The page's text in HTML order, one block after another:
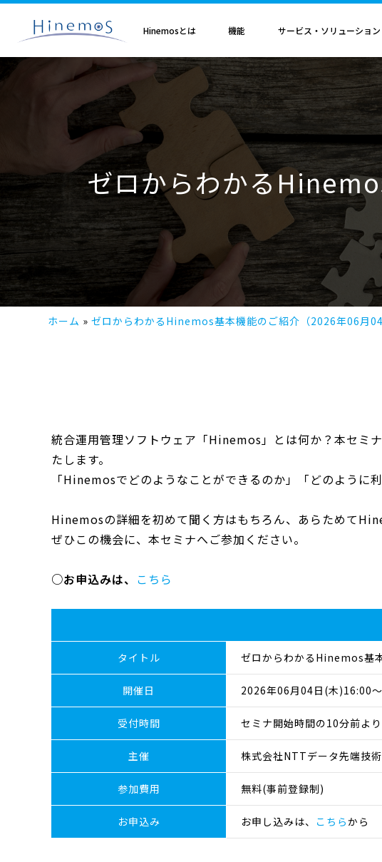
メ
テ
ツ
Hinemosとは
Hinemosとは
歩み・利用実績
Hinemosの利用実績
Hinemosの歩み
機能
エンタープライズ
クラウド・VM管理
Hinemos メッセージフィルタ
Hineoms インシデントダッシュボード
Hinemos Migration Assistant
Hinemos AIエージェント
オプション
Hinemos ミッションクリティカルオプ
Hinemos セキュリティ ネットワーク診
Hinemos セキュリティ アプリケーショ
サービス・ソリューション
サブスクリプション
Hinemosサブスクリプション
サービス
導入設計・構築支援サービス
Hinemosプロフェッショナル QAサービス
バージョンアップ支援サービス
データコンバートサービス
レポートカスタマイズサービス
他製品からの移行サービス
Hinemos インシデントダッシュボード テ
Hinemosメッセージフィルタ 導入支援サービ
AI基盤による 異常検知支援サービス
電気・ガス業
金融・保険業
教育、学習支援業
NTTデータ事例 事例紹介インタビュー資料（PDF）
Hinemosセミナ
Hinemos World 2026
Hinemosソリューションセミナ2026
Hinemos World 2025
Hinemosソリューションセミナ2025
トレーニング・技術者認定
Hinemosトレーニング
技術者認定プログラム
クラウド運用特集
製品移行特集
ITSM特集
セキュリティ運用特集
監視特集
ログ管理特集
基盤設定の自動化特集
APM特集
RBA特集
技術情報
Hinemos技術情報
外部サイト公開記事・書籍
Hinemosアライアンス
Hinemosアライアンスとは
Hinemosアライアンス一覧
取扱店
Hinemos取扱企業一覧
ゼロからわかる
ホーム ゼロからわかるHinemos基本機能のご紹介（2026年06月04
統合運用管理ソフトウェア「Hinemos」とは何か？本セミ
たします。
「Hinemosでどのようなことができるのか」「どのように
Hinemosの詳細を初めて聞く方はもちろん、あらためて
ぜひこの機会に、本セミナへご参加ください。
○お申込みは、 こちら
タイトル ゼロからわかるHinemos基
開催日 2026年06月04日(木)16:00
受付時間 セミナ開始時間の10分前より
主催 株式会社NTTデータ先端技術
参加費用 無料(事前登録制)
お申込み お申し込みは、 こちらから